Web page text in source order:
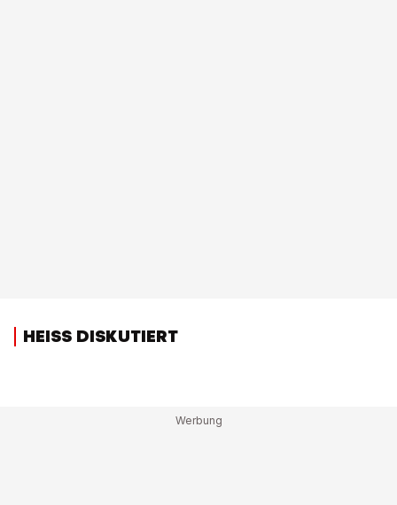
HEISS DISKUTIERT